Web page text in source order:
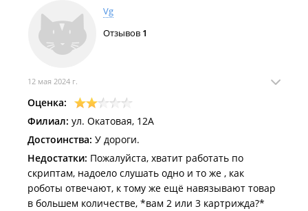
Vg
Отзывов 1
12 мая 2024 г.
Оценка:
Филиал: ул. Окатовая, 12А
Достоинства: У дороги.
Недостатки: Пожалуйста, хватит работать по
скриптам, надоело слушать одно и то же , как
роботы отвечают, к тому же ещё навязывают товар
в большем количестве, *вам 2 или 3 картрижда?*